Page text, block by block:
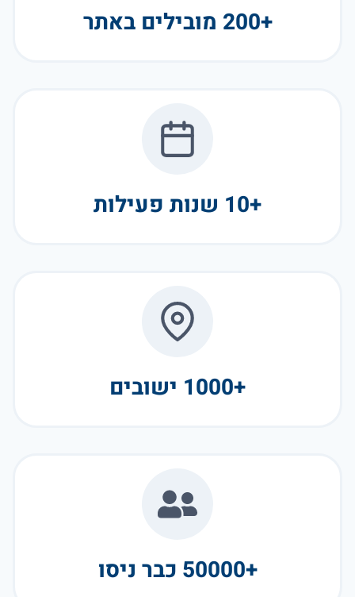
+200 מובילים באתר
+10 שנות פעילות
+1000 ישובים
+50000 כבר ניסו